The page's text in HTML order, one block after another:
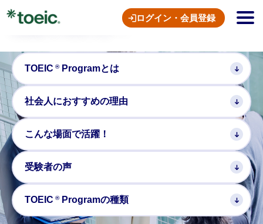
ログイン・会員登録
社会人の皆さまへ
TOEIC ®Programとは
社会人におすすめの理由
こんな場面で活躍！
受験者の声
TOEIC ®Programの種類